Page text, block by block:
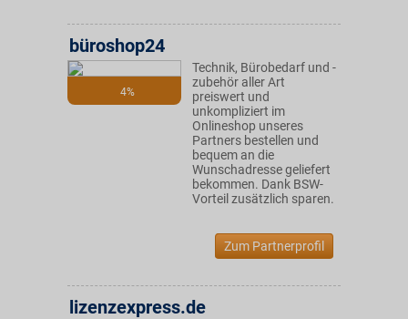
4%
büroshop24
Technik, Bürobedarf und -
zubehör aller Art
preiswert und
unkompliziert im
Onlineshop unseres
Partners bestellen und
bequem an die
Wunschadresse geliefert
bekommen. Dank BSW-
Vorteil zusätzlich sparen.
Zum Partnerprofil
lizenzexpress.de